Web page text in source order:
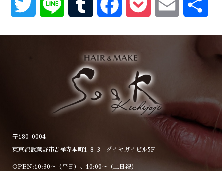
Twitter Line Tumblr FacebookPocket Email
〒180-0004
東京都武蔵野市吉祥寺本町1-8-3 ダイヤガイビル5F
OPEN:10:30～（平日）、10:00～（土日祝）